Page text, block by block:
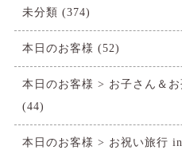
未分類 (374)
本日のお客様 (52)
本日のお客様 > お子さん＆
(44)
本日のお客様 > お祝い旅行